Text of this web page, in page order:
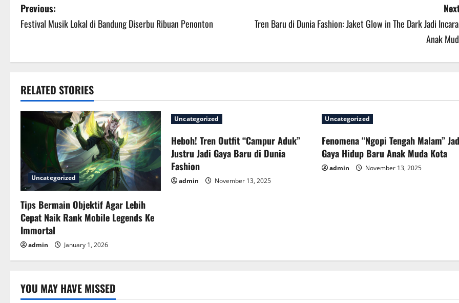
P
o
n
a
i
g
a
t
i
o
n
Previous:
Festival Musik Lokal di Bandung Diserbu Ribuan Penonton
Tren Baru di Dunia Fashion: Jaket Glow in The Dark Jadi
Anak
RELATED STORIES
Uncategorized
Tips Bermain Objektif Agar Lebih
Cepat Naik Rank Mobile Legends Ke
Immortal
admin January 1, 2026
Uncategorized
Heboh! Tren Outfit “Campur Aduk”
Justru Jadi Gaya Baru di Dunia
Fashion
admin November 13, 2025
Uncategorized
Fenomena “Ngopi Tengah Malam”
Gaya Hidup Baru Anak Muda Kota
admin November 13, 2025
YOU MAY HAVE MISSED